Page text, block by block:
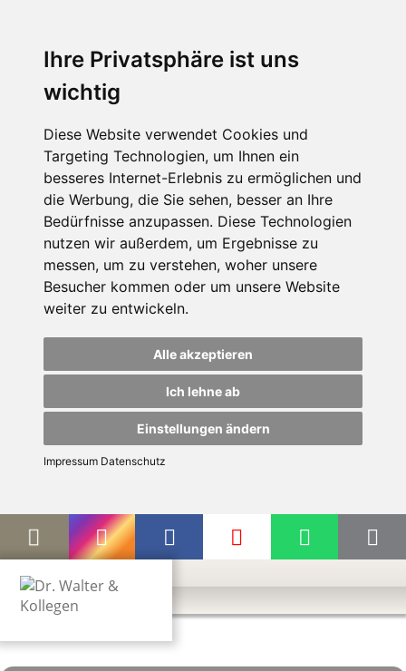
Ihre Privatsphäre ist uns
wichtig
Diese Website verwendet Cookies und
Targeting Technologien, um Ihnen ein
besseres Internet-Erlebnis zu ermöglichen und
die Werbung, die Sie sehen, besser an Ihre
Bedürfnisse anzupassen. Diese Technologien
nutzen wir außerdem, um Ergebnisse zu
messen, um zu verstehen, woher unsere
Besucher kommen oder um unsere Website
weiter zu entwickeln.
Alle akzeptieren
Ich lehne ab
Einstellungen ändern
Impressum Datenschutz